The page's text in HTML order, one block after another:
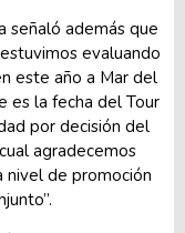
señaló además que
evaluando
este año a Mar del
es la fecha del Tour
por decisión del
agradecemos
nivel de promoción